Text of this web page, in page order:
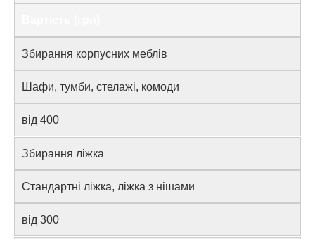
Збирання корпусних меблів
Шафи, тумби, стелажі, комоди
від 400
Збирання ліжка
Стандартні ліжка, ліжка з нішами
від 300